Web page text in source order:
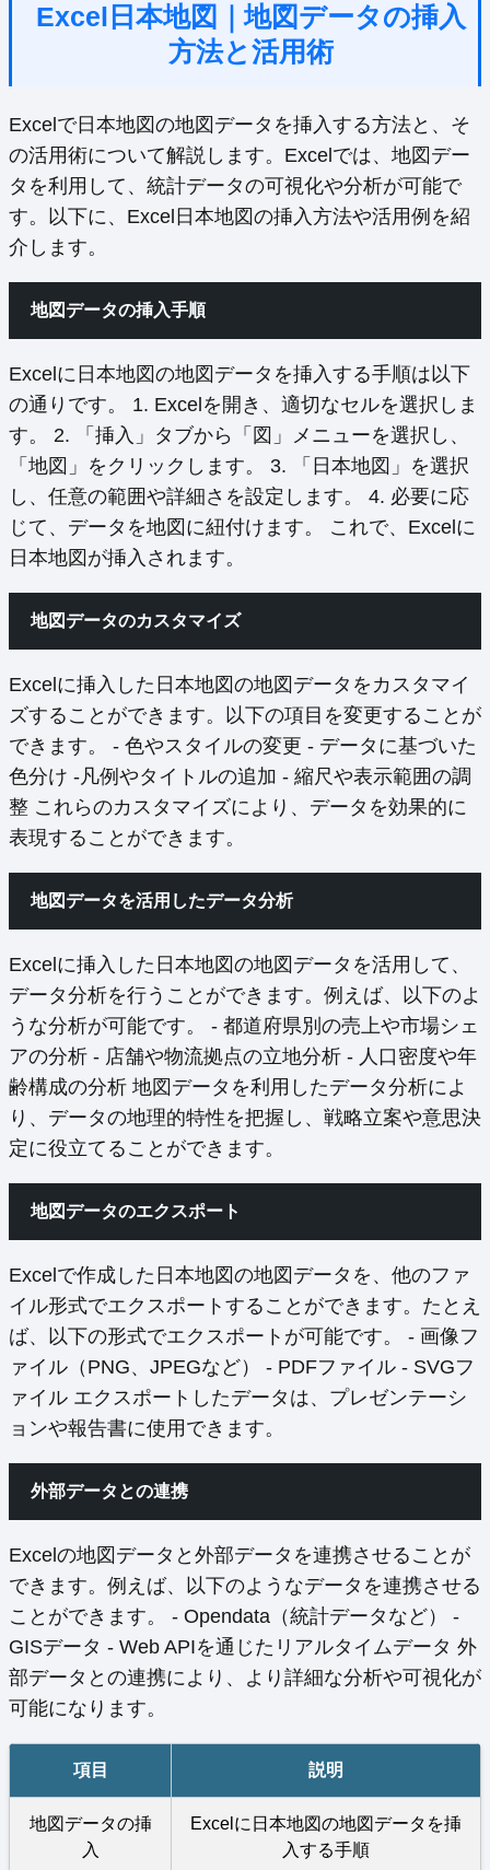
Excel日本地図｜地図データの挿入
方法と活用術
Excelで日本地図の地図データを挿入する方法と、そ
の活用術について解説します。Excelでは、地図デー
タを利用して、統計データの可視化や分析が可能で
す。以下に、Excel日本地図の挿入方法や活用例を紹
介します。
地図データの挿入手順
Excelに日本地図の地図データを挿入する手順は以下
の通りです。 1. Excelを開き、適切なセルを選択しま
す。 2. 「挿入」タブから「図」メニューを選択し、
「地図」をクリックします。 3. 「日本地図」を選択
し、任意の範囲や詳細さを設定します。 4. 必要に応
じて、データを地図に紐付けます。 これで、Excelに
日本地図が挿入されます。
地図データのカスタマイズ
Excelに挿入した日本地図の地図データをカスタマイ
ズすることができます。以下の項目を変更することが
できます。 - 色やスタイルの変更 - データに基づいた
色分け -凡例やタイトルの追加 - 縮尺や表示範囲の調
整 これらのカスタマイズにより、データを効果的に
表現することができます。
地図データを活用したデータ分析
Excelに挿入した日本地図の地図データを活用して、
データ分析を行うことができます。例えば、以下のよ
うな分析が可能です。 - 都道府県別の売上や市場シェ
アの分析 - 店舗や物流拠点の立地分析 - 人口密度や年
齢構成の分析 地図データを利用したデータ分析によ
り、データの地理的特性を把握し、戦略立案や意思決
定に役立てることができます。
地図データのエクスポート
Excelで作成した日本地図の地図データを、他のファ
イル形式でエクスポートすることができます。たとえ
ば、以下の形式でエクスポートが可能です。 - 画像フ
ァイル（PNG、JPEGなど） - PDFファイル - SVGフ
ァイル エクスポートしたデータは、プレゼンテーシ
ョンや報告書に使用できます。
外部データとの連携
Excelの地図データと外部データを連携させることが
できます。例えば、以下のようなデータを連携させる
ことができます。 - Opendata（統計データなど） -
GISデータ - Web APIを通じたリアルタイムデータ 外
部データとの連携により、より詳細な分析や可視化が
可能になります。
項目 説明
地図データの挿
入
Excelに日本地図の地図データを挿
入する手順